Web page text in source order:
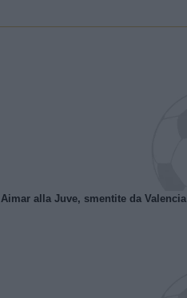
Aimar alla Juve, smentite da Valencia